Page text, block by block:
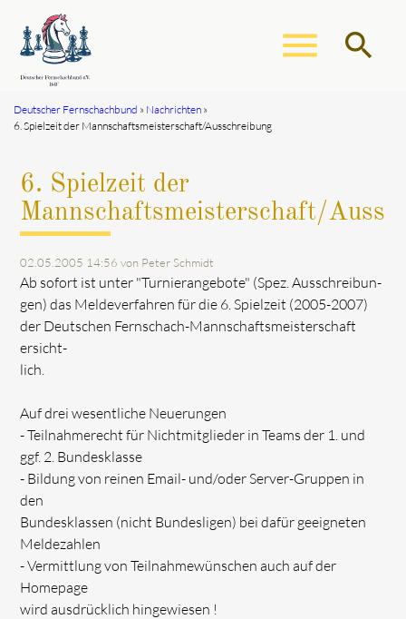
menu search
Deutscher Fernschachbund
Nachrichten
6. Spielzeit der Mannschaftsmeisterschaft/Ausschreibung
6. Spielzeit der
Mannschaftsmeisterschaft/
02.05.2005 14:56 von Peter Schmidt
Ab sofort ist unter "Turnierangebote" (Spez. Ausschreibun-
gen) das Meldeverfahren für die 6. Spielzeit (2005-2007)
der Deutschen Fernschach-Mannschaftsmeisterschaft
ersicht-
lich.
Auf drei wesentliche Neuerungen
- Teilnahmerecht für Nichtmitglieder in Teams der 1. und
ggf. 2. Bundesklasse
- Bildung von reinen Email- und/oder Server-Gruppen in
den
Bundesklassen (nicht Bundesligen) bei dafür geeigneten
Meldezahlen
- Vermittlung von Teilnahmewünschen auch auf der
Homepage
wird ausdrücklich hingewiesen !